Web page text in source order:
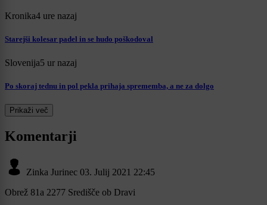
Kronika4 ure nazaj
Starejši kolesar padel in se hudo poškodoval
Slovenija5 ur nazaj
Po skoraj tednu in pol pekla prihaja sprememba, a ne za dolgo
Prikaži več
Komentarji
Zinka Jurinec 03. Julij 2021 22:45
Obrež 81a 2277 Središče ob Dravi